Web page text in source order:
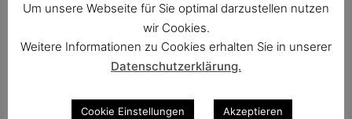
der bei einer Werbeaktion gewonnen wurde.
Danach gab Lena Tielsch einen Überblick über
maßgeblich zum Mitgliederwachstum beiträgt.
Um unsere Webseite für Sie optimal darzustellen nutzen
wir Cookies.
Weitere Informationen zu Cookies erhalten Sie in unserer
Datenschutzerklärung.
Cookie Einstellungen Akzeptieren